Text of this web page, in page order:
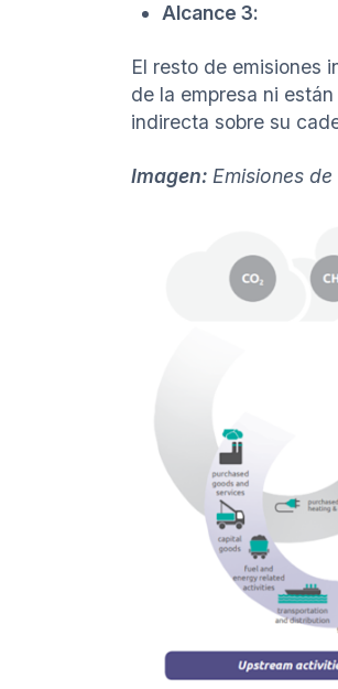
Alcance 3:
El resto de emisiones
de la empresa ni
indirecta sobre su
Imagen: Emisiones